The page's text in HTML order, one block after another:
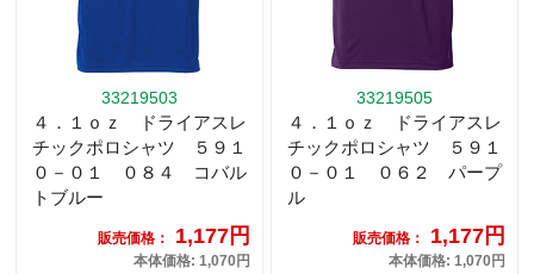
33219503
４．１ｏｚ ドライアスレ
チックポロシャツ ５９１
０－０１ ０８４ コバル
トブルー
販売価格： 1,177円
本体価格: 1,070円
33219505
４．１ｏｚ ドライアスレ
チックポロシャツ ５９１
０－０１ ０６２ パープ
ル
販売価格： 1,177円
本体価格: 1,070円